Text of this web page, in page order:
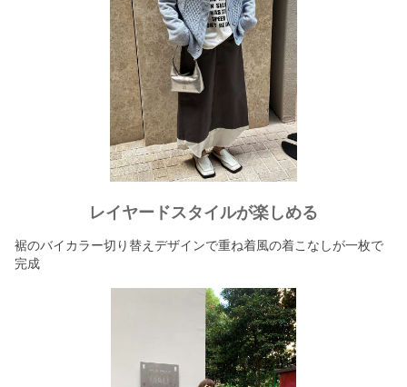
レイヤードスタイルが楽しめる
裾のバイカラー切り替えデザインで重ね着風の着こなしが一枚で
完成